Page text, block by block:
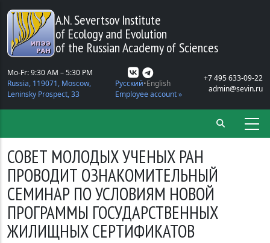
Skip to main content
A.N. Severtsov Institute
of Ecology and Evolution
of the Russian Academy of Sciences
Mo-Fr: 9:30 AM – 5:30 PM
Russia, 119071, Moscow,
Leninsky Prospect, 33
Русский English
Employee account »
+7 495 633-09-22
admin@sevin.ru
СОВЕТ МОЛОДЫХ УЧЕНЫХ РАН
ПРОВОДИТ ОЗНАКОМИТЕЛЬНЫЙ
СЕМИНАР ПО УСЛОВИЯМ НОВОЙ
ПРОГРАММЫ ГОСУДАРСТВЕННЫХ
ЖИЛИЩНЫХ СЕРТИФИКАТОВ